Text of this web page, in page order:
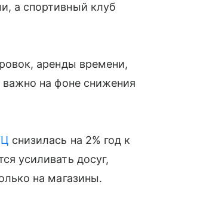
а спортивный клуб
аренды времени,
на фоне снижения
снизилась на 2% год к
усиливать досуг,
на магазины.